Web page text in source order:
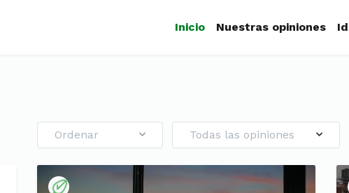
Inicio Nuestras opiniones
Ordenar Todas las opiniones